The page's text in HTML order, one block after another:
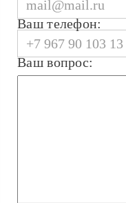
Ваш телефон:
Ваш вопрос: